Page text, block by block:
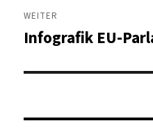
WEITER
Nächster
Infografik EU-